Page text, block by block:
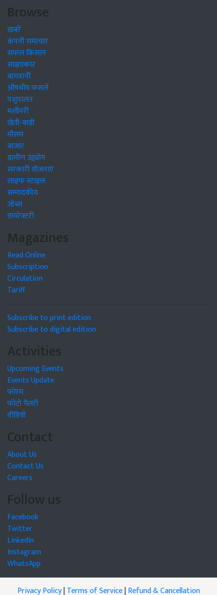
Browse
खबरें
कंपनी समाचार
सफल किसान
साक्षात्कार
बागवानी
औषधीय फसलें
पशुपालन
मशीनरी
खेती-बाड़ी
मौसम
बाजार
ग्रामीण उद्द्योग
सरकारी योजनाएं
लाइफ स्टाइल
सम्पादकीय
जॉब्स
डायरेक्टरी
Magazines
Read Online
Subscription
Circulation
Tariff
Subscribe to print edition
Subscribe to digital edition
Activities
Upcoming Events
Events Update
फोरम
फोटो गैलरी
वीडियो
Contact
About Us
Contact Us
Careers
Follow us
Facebook
Twitter
LinkedIn
Instagram
WhatsApp
Privacy Policy|Terms of Service|Refund & Cancellation